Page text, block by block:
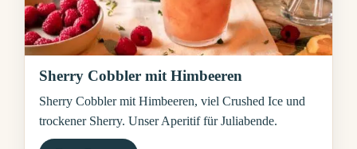
Sherry Cobbler mit Himbeeren
Sherry Cobbler mit Himbeeren, viel Crushed Ice und
trockener Sherry. Unser Aperitif für Juliabende.